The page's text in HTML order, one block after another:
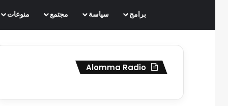
برامج سياسة مجتمع منوعات
Alomma Radio